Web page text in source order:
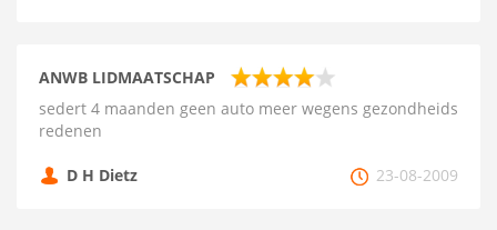
ANWB LIDMAATSCHAP
sedert 4 maanden geen auto meer wegens gezondheids
redenen
D H Dietz 23-08-2009